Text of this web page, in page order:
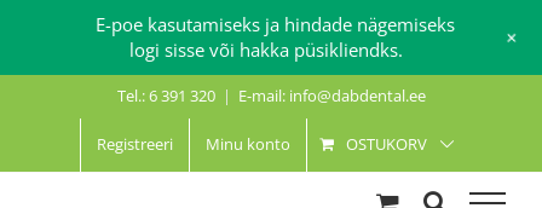
Tel.: 6 391 320 | E-mail: info@dabdental.ee
Registreeri Minu konto OSTUKORV
E-poe kasutamiseks ja hindade nägemiseks
logi sisse või hakka püsikliendks.
+